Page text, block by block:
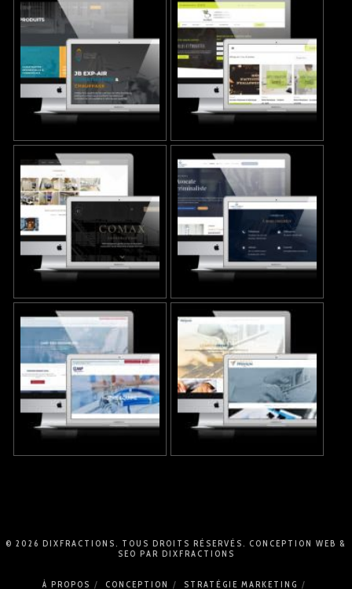
© 2026 DIXFRACTIONS. TOUS DROITS RÉSERVÉS. CONCEPTION WEB &
SEO PAR DIXFRACTIONS
À PROPOS CONCEPTION STRATÉGIE MARKETING